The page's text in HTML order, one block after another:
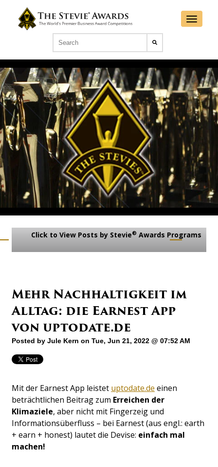
Click to View Posts by Stevie® Awards Programs
Mehr Nachhaltigkeit im
Alltag: die Earnest App
von uptodate.de
Posted by Jule Kern on Tue, Jun 21, 2022 @ 07:52 AM
Mit der Earnest App leistet uptodate.de einen
beträchtlichen Beitrag zum Erreichen der
Klimaziele, aber nicht mit Fingerzeig und
Informationsüberfluss – bei Earnest (aus engl.: earth
+ earn + honest) lautet die Devise: einfach mal
machen!